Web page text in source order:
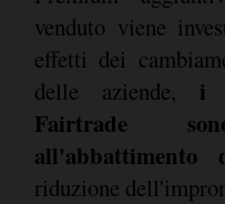
venduto viene
effetti dei
delle aziende, i
Fairtrade
all'abbattimento
riduzione